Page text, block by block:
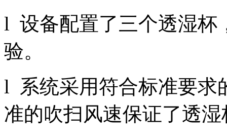
l 设备配置了三个透湿杯
验。
l 系统采用符合标准要求
准的吹扫风速保证了透